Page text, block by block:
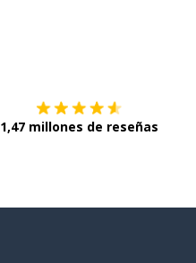
1,47 millones de reseñas